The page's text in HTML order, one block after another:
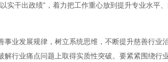
实干出政绩”，着力把工作重心放到提升专业水
事业发展规律，树立系统思维，不断提升慈善行
行业痛点问题上取得实质性突破。要紧紧围绕行